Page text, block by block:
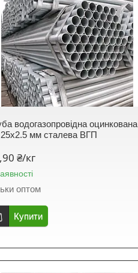
водогазопровідна оцинкована
мм сталева ВГП
₴/кг
оптом
Купити